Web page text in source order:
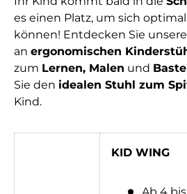
es einen Platz, um sich
können! Entdecken Sie unsere
an ergonomischen
zum Lernen, Malen und
Sie den idealen Stuhl zum
Kind.
KID WING